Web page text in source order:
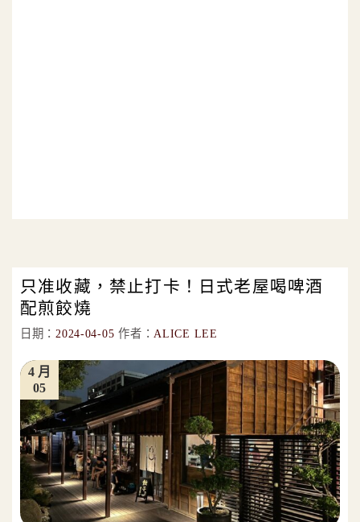
只准收藏，禁止打卡！日式老屋喝啤酒
配煎餃燒
日期： 2024-04-05 作者： ALICE LEE
05
4 月